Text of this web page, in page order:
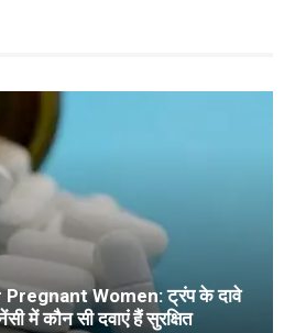
Women: ट्रंप के दावे
में कौन सी दवाएं हैं सुरक्षित